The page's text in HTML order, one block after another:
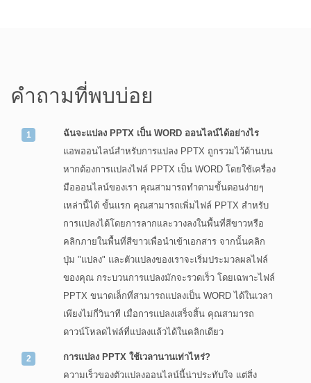
คำถามที่พบบ่อย
ฉันจะแปลง PPTX เป็น WORD ออนไลน์ได้อย่างไร
แอพออนไลน์สำหรับการแปลง PPTX ถูกรวมไว้ด้านบน
หากต้องการแปลงไฟล์ PPTX เป็น WORD โดยใช้เครื่อง
มือออนไลน์ของเรา คุณสามารถทำตามขั้นตอนง่ายๆ
เหล่านี้ได้ ขั้นแรก คุณสามารถเพิ่มไฟล์ PPTX สำหรับ
การแปลงได้โดยการลากและวางลงในพื้นที่สีขาวหรือ
คลิกภายในพื้นที่สีขาวเพื่อนำเข้าเอกสาร จากนั้นคลิก
ปุ่ม "แปลง" และตัวแปลงของเราจะเริ่มประมวลผลไฟล์
ของคุณ กระบวนการแปลงมักจะรวดเร็ว โดยเฉพาะไฟล์
PPTX ขนาดเล็กที่สามารถแปลงเป็น WORD ได้ในเวลา
เพียงไม่กี่วินาที เมื่อการแปลงเสร็จสิ้น คุณสามารถ
ดาวน์โหลดไฟล์ที่แปลงแล้วได้ในคลิกเดียว
การแปลง PPTX ใช้เวลานานเท่าไหร่?
ความเร็วของตัวแปลงออนไลน์นี้น่าประทับใจ แต่สิ่ง